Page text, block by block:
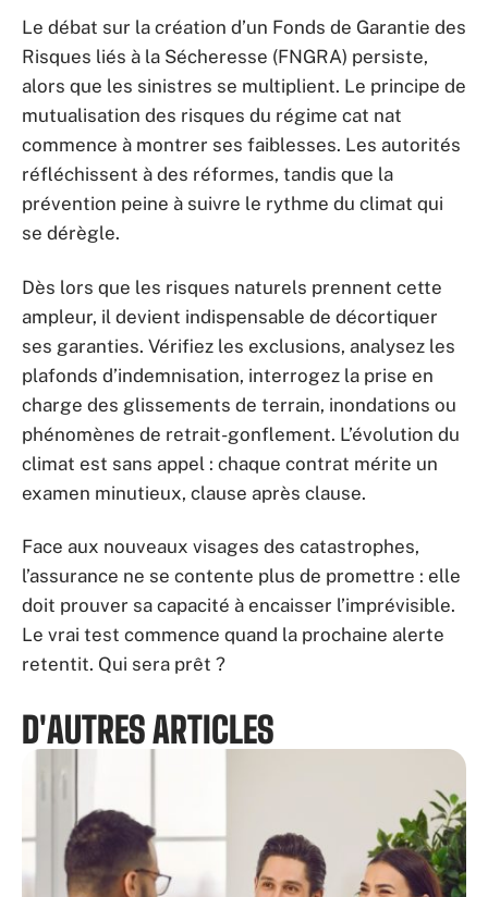
Le débat sur la création d’un Fonds de Garantie des
Risques liés à la Sécheresse (FNGRA) persiste,
alors que les sinistres se multiplient. Le principe de
mutualisation des risques du régime cat nat
commence à montrer ses faiblesses. Les autorités
réfléchissent à des réformes, tandis que la
prévention peine à suivre le rythme du climat qui
se dérègle.
Dès lors que les risques naturels prennent cette
ampleur, il devient indispensable de décortiquer
ses garanties. Vérifiez les exclusions, analysez les
plafonds d’indemnisation, interrogez la prise en
charge des glissements de terrain, inondations ou
phénomènes de retrait-gonflement. L’évolution du
climat est sans appel : chaque contrat mérite un
examen minutieux, clause après clause.
Face aux nouveaux visages des catastrophes,
l’assurance ne se contente plus de promettre : elle
doit prouver sa capacité à encaisser l’imprévisible.
Le vrai test commence quand la prochaine alerte
retentit. Qui sera prêt ?
D'AUTRES ARTICLES